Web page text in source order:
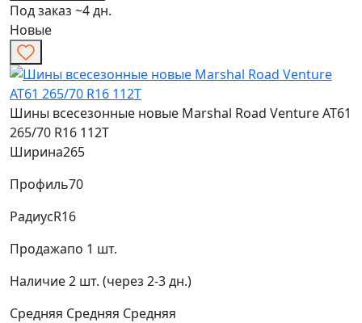
Под заказ ~4 дн.
Новые
Шины всесезонные новые Marshal Road Venture AT61
265/70 R16 112T
Ширина265
Профиль70
РадиусR16
Продажапо 1 шт.
Наличие2 шт. (через 2-3 дн.)
Средняя Средняя Средняя